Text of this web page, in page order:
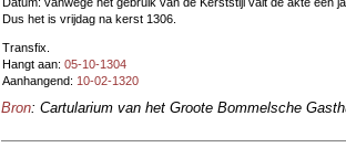
Dus het is vrijdag na kerst 1306.
Transfix.
Hangt aan: 05-10-1304
Aanhangend: 10-02-1320
Bron: Cartularium van het Groote Bommelsche